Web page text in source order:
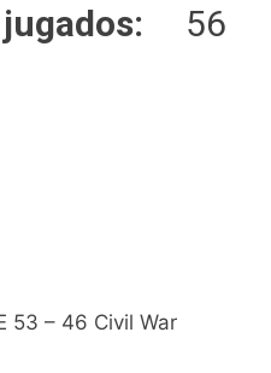
56
53 – 46 Civil War